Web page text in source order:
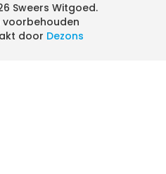
door Dezons
Sweers Witgoed.